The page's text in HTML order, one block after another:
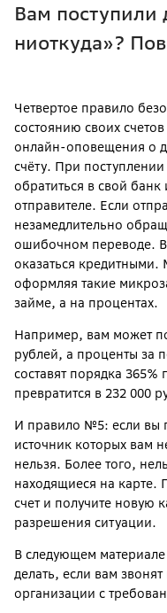
Вам поступили
ниоткуда»?
Четвертое правило
состоянию своих
онлайн-оповещения о
счёту. При
обратиться в свой
отправителе. Если
незамедлительно
ошибочном переводе.
оказаться
оформляя такие
займе, а на процентах.
Например, вам может
рублей, а проценты за
составят порядка 365%
превратится в 232 000
И правило №5: если вы
источник которых вам
нельзя. Более того,
находящиеся на карте.
счет и получите новую
разрешения ситуации.
В следующем
делать, если вам
организации с